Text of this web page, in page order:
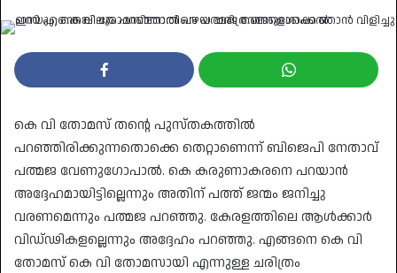
an
കെ വി തോമസ് തന്റെ പുസ്തകത്തില്‍
പറഞ്ഞിരിക്കുന്നതൊക്കെ തെറ്റാണെന്ന് ബിജെപി നേതാവ്
പത്മജ വേണുഗോപാല്‍. കെ കരുണാകരനെ പറയാന്‍
അദ്ദേഹമായിട്ടില്ലെന്നും അതിന് പത്ത് ജന്മം ജനിച്ചു
വരണമെന്നും പത്മജ പറഞ്ഞു. കേരളത്തിലെ ആള്‍ക്കാര്‍
വിഡ്ഢികളല്ലെന്നും അദ്ദേഹം പറഞ്ഞു. എങ്ങനെ കെ വി
തോമസ് കെ വി തോമസായി എന്നുള്ള ചരിത്രം